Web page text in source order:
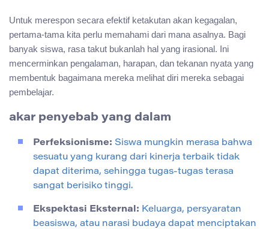
Untuk merespon secara efektif ketakutan akan kegagalan,
pertama-tama kita perlu memahami dari mana asalnya. Bagi
banyak siswa, rasa takut bukanlah hal yang irasional. Ini
mencerminkan pengalaman, harapan, dan tekanan nyata yang
membentuk bagaimana mereka melihat diri mereka sebagai
pembelajar.
akar penyebab yang dalam
Perfeksionisme: Siswa mungkin merasa bahwa
sesuatu yang kurang dari kinerja terbaik tidak
dapat diterima, sehingga tugas-tugas terasa
sangat berisiko tinggi.
Ekspektasi Eksternal: Keluarga, persyaratan
beasiswa, atau narasi budaya dapat menciptakan